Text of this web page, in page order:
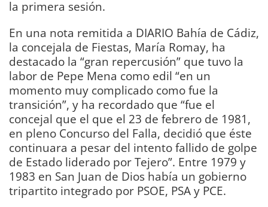
la primera sesión.
En una nota remitida a DIARIO Bahía de Cádiz,
la concejala de Fiestas, María Romay, ha
destacado la “gran repercusión” que tuvo la
labor de Pepe Mena como edil “en un
momento muy complicado como fue la
transición”, y ha recordado que “fue el
concejal que el que el 23 de febrero de 1981,
en pleno Concurso del Falla, decidió que éste
continuara a pesar del intento fallido de golpe
de Estado liderado por Tejero”. Entre 1979 y
1983 en San Juan de Dios había un gobierno
tripartito integrado por PSOE, PSA y PCE.